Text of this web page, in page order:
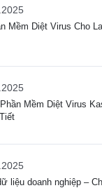
Mềm Diệt Virus Cho
Mềm Diệt Virus
liệu doanh nghiệp –